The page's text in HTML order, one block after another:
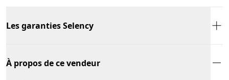
Les garanties Selency
À propos de ce vendeur